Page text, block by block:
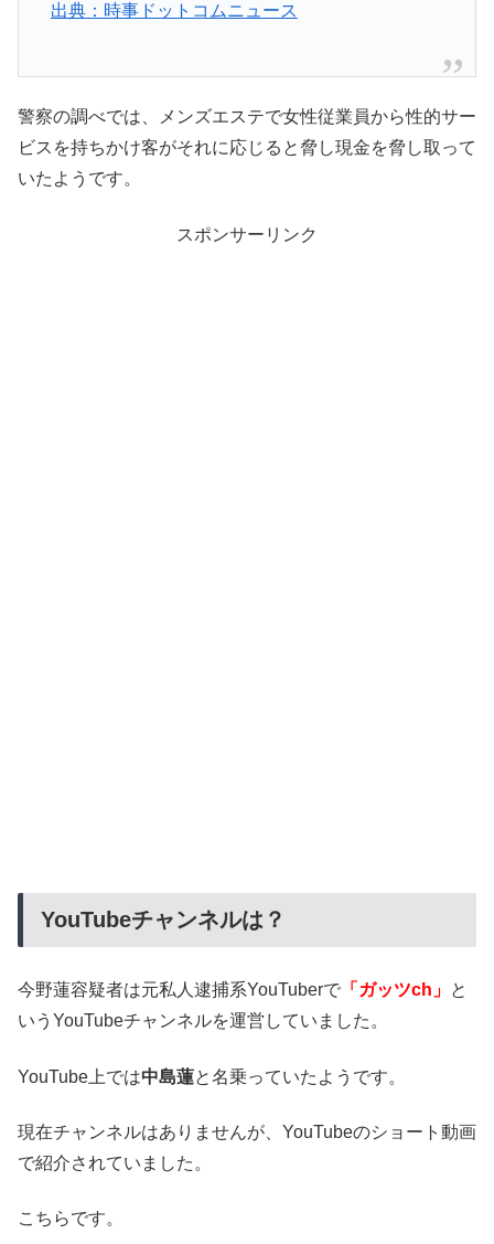
出典：時事ドットコムニュース
警察の調べでは、メンズエステで女性従業員から性的サー
ビスを持ちかけ客がそれに応じると脅し現金を脅し取って
いたようです。
スポンサーリンク
YouTubeチャンネルは？
今野蓮容疑者は元私人逮捕系YouTuberで 「ガッツch」 と
いうYouTubeチャンネルを運営していました。
YouTube上では中島蓮と名乗っていたようです。
現在チャンネルはありませんが、YouTubeのショート動画
で紹介されていました。
こちらです。